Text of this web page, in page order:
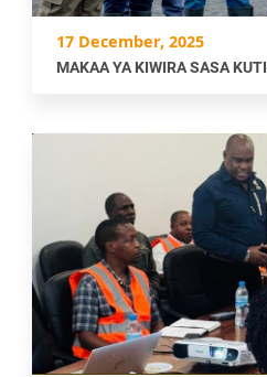
17 December, 2025
MAKAA YA KIWIRA SASA